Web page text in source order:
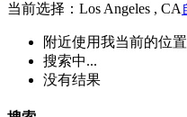
当前选择：Los Angeles , CA
附近使用我当前的位置
搜索中...
没有结果